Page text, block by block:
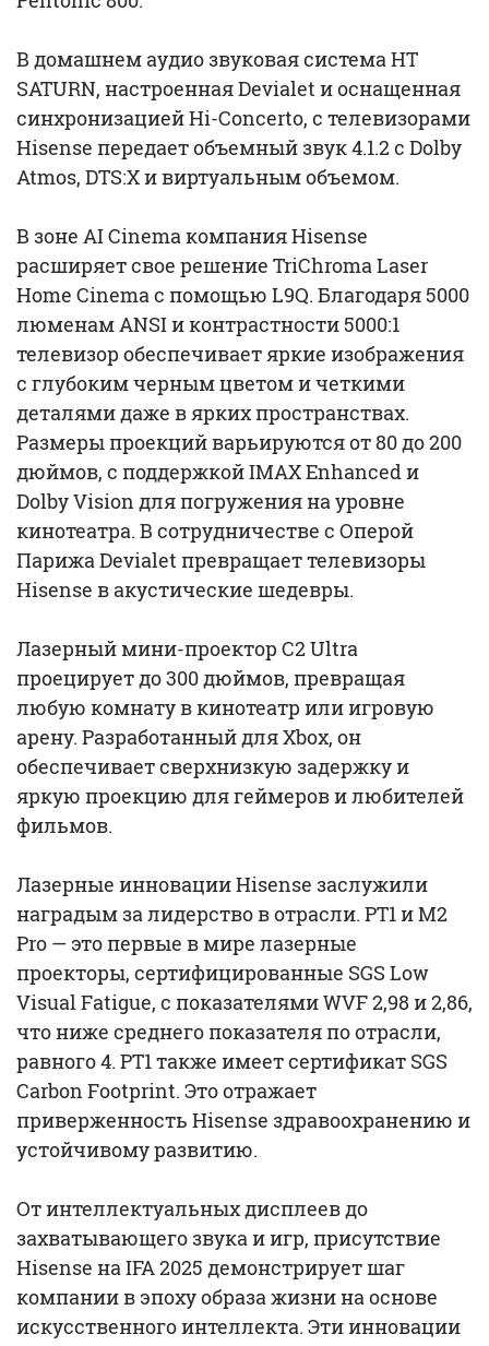
В домашнем аудио звуковая система HT
SATURN, настроенная Devialet и оснащенная
синхронизацией Hi-Concerto, с телевизорами
Hisense передает объемный звук 4.1.2 с Dolby
Atmos, DTS:X и виртуальным объемом.
В зоне AI Cinema компания Hisense
расширяет свое решение TriChroma Laser
Home Cinema с помощью L9Q. Благодаря 5000
люменам ANSI и контрастности 5000:1
телевизор обеспечивает яркие изображения
с глубоким черным цветом и четкими
деталями даже в ярких пространствах.
Размеры проекций варьируются от 80 до 200
дюймов, с поддержкой IMAX Enhanced и
Dolby Vision для погружения на уровне
кинотеатра. В сотрудничестве с Оперой
Парижа Devialet превращает телевизоры
Hisense в акустические шедевры.
Лазерный мини-проектор C2 Ultra
проецирует до 300 дюймов, превращая
любую комнату в кинотеатр или игровую
арену. Разработанный для Xbox, он
обеспечивает сверхнизкую задержку и
яркую проекцию для геймеров и любителей
фильмов.
Лазерные инновации Hisense заслужили
наградым за лидерство в отрасли. PT1 и M2
Pro — это первые в мире лазерные
проекторы, сертифицированные SGS Low
Visual Fatigue, с показателями WVF 2,98 и 2,86,
что ниже среднего показателя по отрасли,
равного 4. PT1 также имеет сертификат SGS
Carbon Footprint. Это отражает
приверженность Hisense здравоохранению и
устойчивому развитию.
От интеллектуальных дисплеев до
захватывающего звука и игр, присутствие
Hisense на IFA 2025 демонстрирует шаг
компании в эпоху образа жизни на основе
искусственного интеллекта. Эти инновации